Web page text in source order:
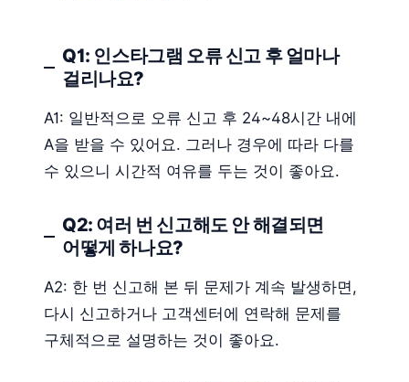
Q1: 인스타그램 오류 신고 후 얼마나
걸리나요?
A1: 일반적으로 오류 신고 후 24~48시간 내에
A을 받을 수 있어요. 그러나 경우에 따라 다를
수 있으니 시간적 여유를 두는 것이 좋아요.
Q2: 여러 번 신고해도 안 해결되면
어떻게 하나요?
A2: 한 번 신고해 본 뒤 문제가 계속 발생하면,
다시 신고하거나 고객센터에 연락해 문제를
구체적으로 설명하는 것이 좋아요.